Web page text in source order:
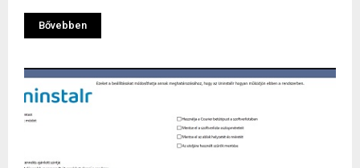
Bővebben